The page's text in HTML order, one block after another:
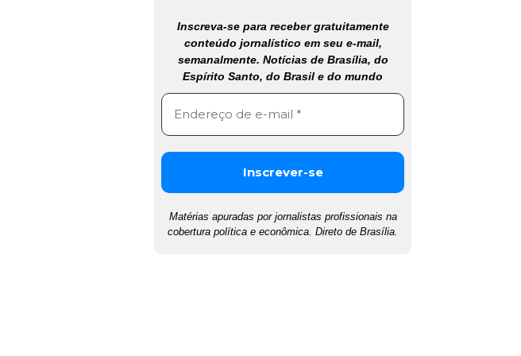
Inscreva-se para receber gratuitamente
conteúdo jornalístico em seu e-mail,
semanalmente. Notícias de Brasília, do
Espírito Santo, do Brasil e do mundo
Matérias apuradas por jornalistas profissionais na
cobertura política e econômica. Direto de Brasília.